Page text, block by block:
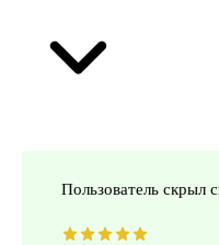
Пользователь скрыл